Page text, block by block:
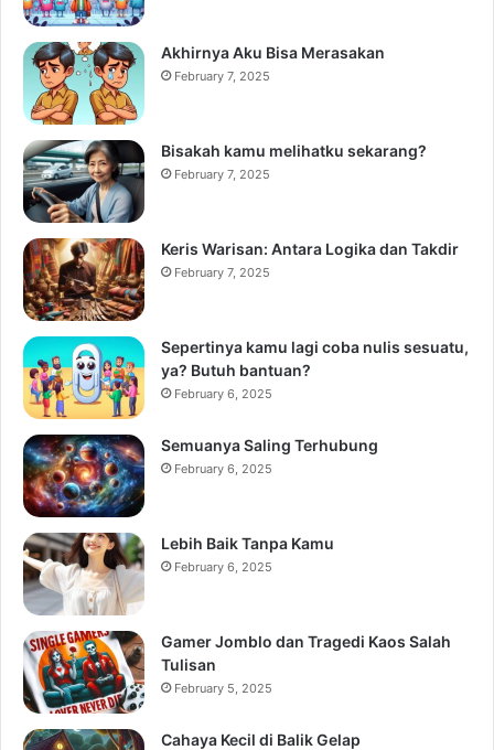
Akhirnya Aku Bisa Merasakan
February 7, 2025
Bisakah kamu melihatku sekarang?
February 7, 2025
Keris Warisan: Antara Logika dan Takdir
February 7, 2025
Sepertinya kamu lagi coba nulis sesuatu,
ya? Butuh bantuan?
February 6, 2025
Semuanya Saling Terhubung
February 6, 2025
Lebih Baik Tanpa Kamu
February 6, 2025
Gamer Jomblo dan Tragedi Kaos Salah
Tulisan
February 5, 2025
Cahaya Kecil di Balik Gelap